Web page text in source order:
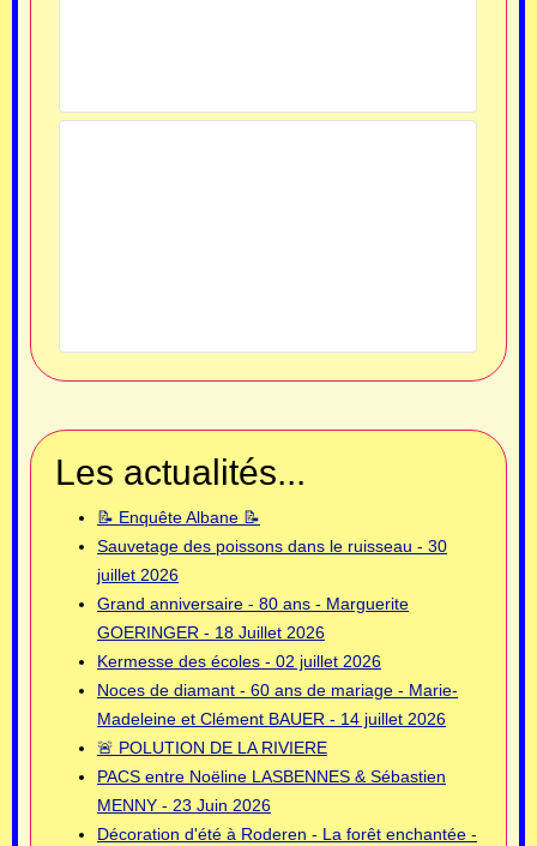
Les actualités...
📝 Enquête Albane 📝
Sauvetage des poissons dans le ruisseau - 30
juillet 2026
Grand anniversaire - 80 ans - Marguerite
GOERINGER - 18 Juillet 2026
Kermesse des écoles - 02 juillet 2026
Noces de diamant - 60 ans de mariage - Marie-
Madeleine et Clément BAUER - 14 juillet 2026
🚨 POLUTION DE LA RIVIERE
PACS entre Noëline LASBENNES & Sébastien
MENNY - 23 Juin 2026
Décoration d'été à Roderen - La forêt enchantée -